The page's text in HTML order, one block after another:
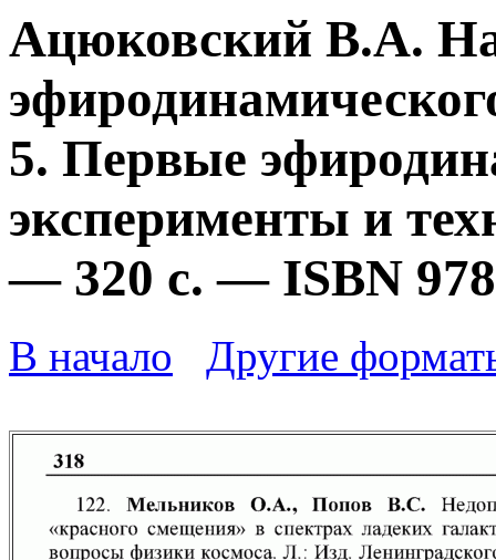
Ацюковский В.А.
5. Первые
эксперименты и
— 320 с. — ISBN
В начало Другие